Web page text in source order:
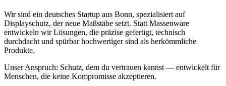
Wir sind ein deutsches Startup aus Bonn, spezialisiert auf
Displayschutz, der neue Maßstäbe setzt. Statt Massenware
entwickeln wir Lösungen, die präzise gefertigt, technisch
durchdacht und spürbar hochwertiger sind als herkömmliche
Produkte.
Unser Anspruch: Schutz, dem du vertrauen kannst — entwickelt für
Menschen, die keine Kompromisse akzeptieren.